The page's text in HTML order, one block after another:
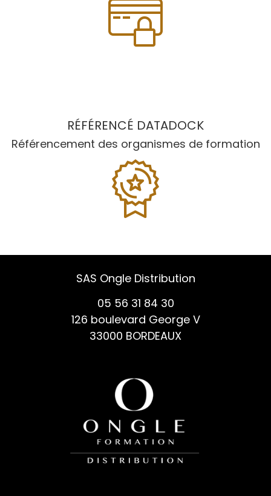
RÉFÉRENCÉ DATADOCK
Référencement des organismes de formation
SAS Ongle Distribution
05 56 31 84 30
126 boulevard George V
33000 BORDEAUX